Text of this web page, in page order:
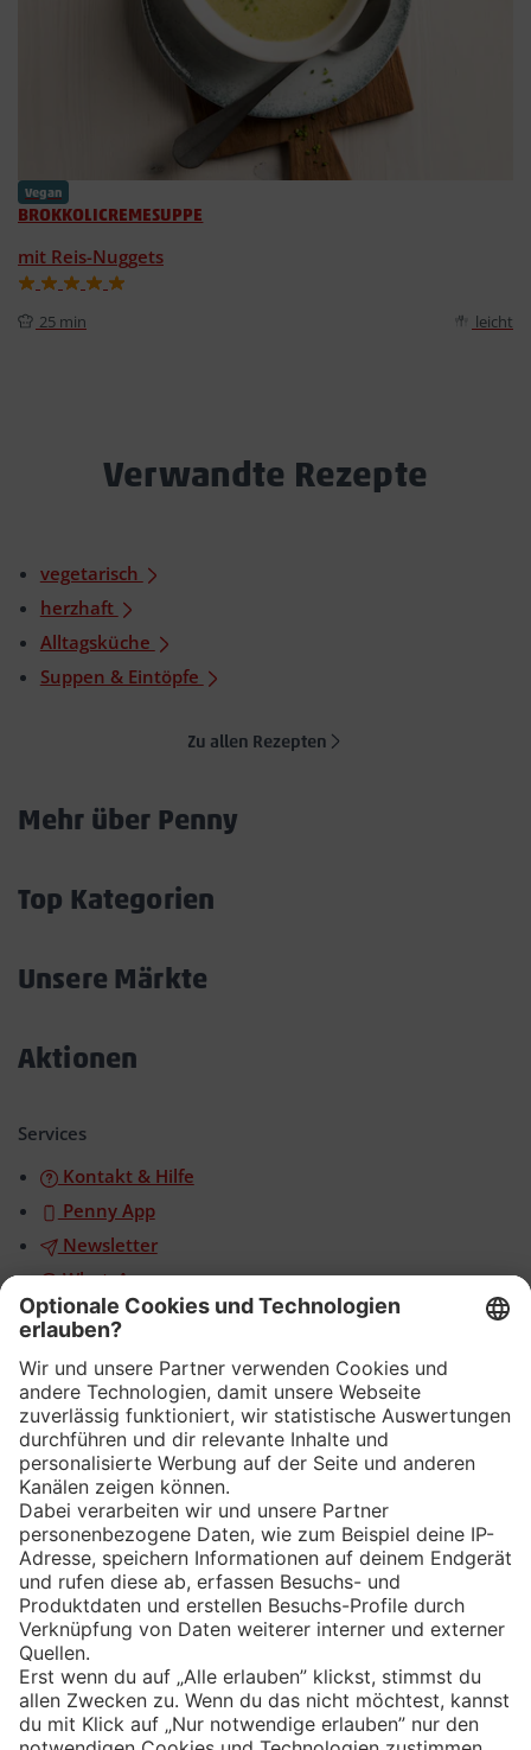
Vegan
BROKKOLICREMESUPPE
mit Reis-Nuggets
25 min leicht
Verwandte Rezepte
vegetarisch
herzhaft
Alltagsküche
Suppen & Eintöpfe
Zu allen Rezepten
Mehr über Penny
Top Kategorien
Unsere Märkte
Aktionen
Services
Kontakt & Hilfe
Penny App
Newsletter
WhatsApp
App
Eishockey